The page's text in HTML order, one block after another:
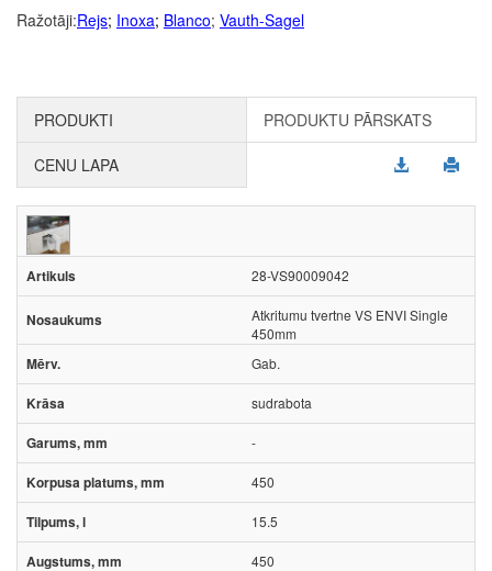
Ražotāji:Rejs; Inoxa; Blanco; Vauth-Sagel
PRODUKTI PRODUKTU PĀRSKATS
CENU LAPA
28-VS90009042
Atkritumu tvertne VS ENVI Single
450mm
Gab.
sudrabota
-
450
15.5
450